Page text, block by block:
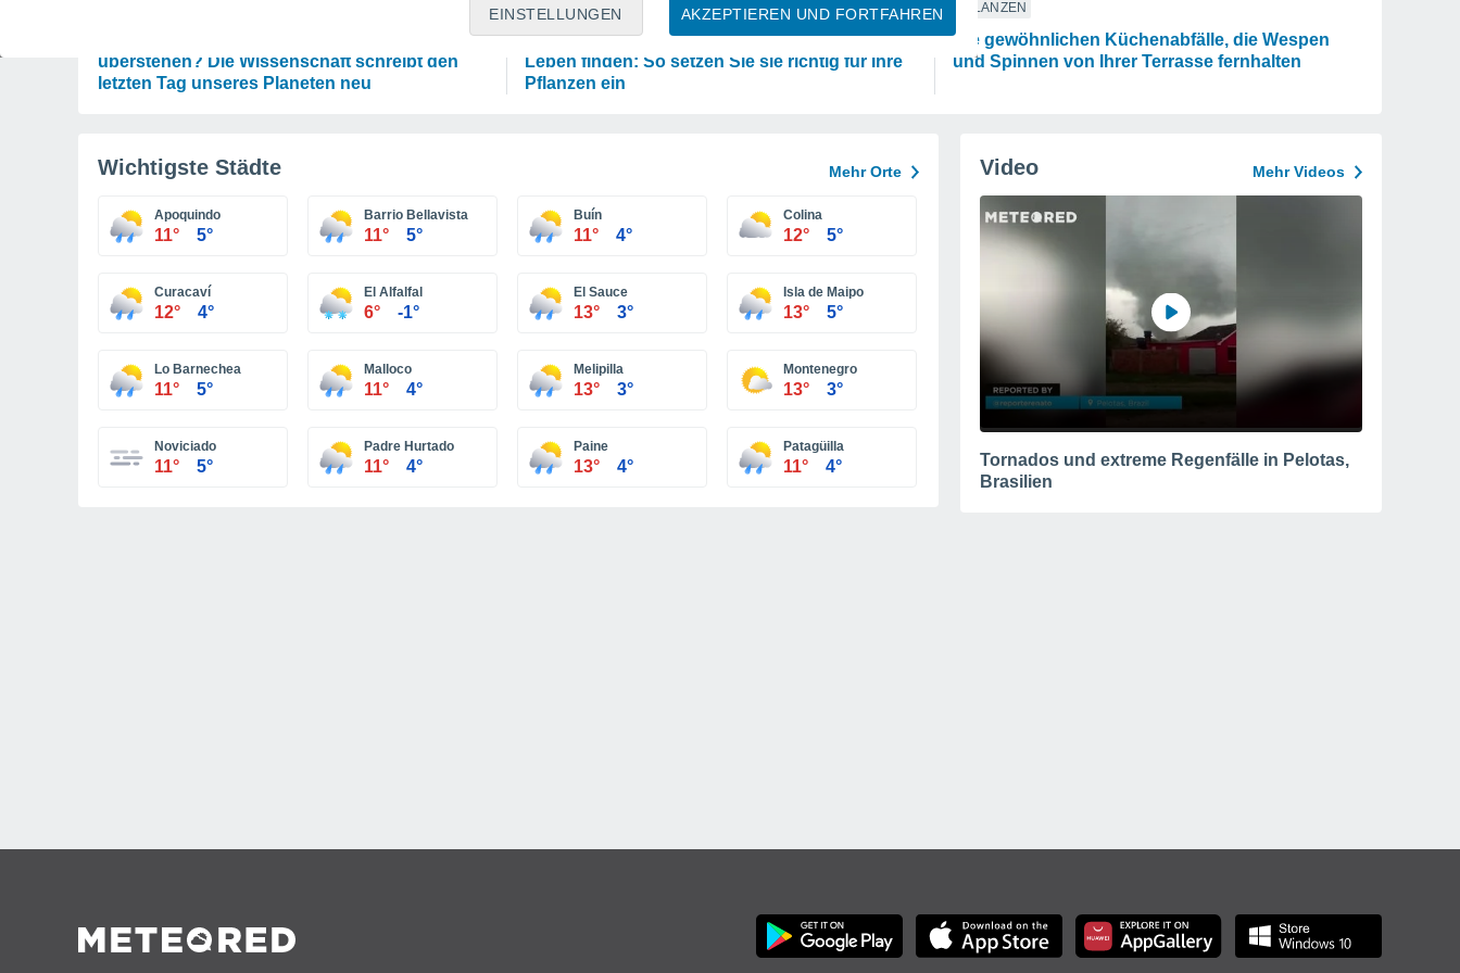
AKZEPTIEREN UND FORTFAHREN
EINSTELLUNGEN
überstehen? Die Wissenschaft schreibt den
letzten Tag unseres Planeten neu
PFLANZEN
Eierschalen können in Ihrem Garten ein zweites
Leben finden: So setzen Sie sie richtig für Ihre
Pflanzen ein
PFLANZEN
Die gewöhnlichen Küchenabfälle, die Wespen
und Spinnen von Ihrer Terrasse fernhalten
Wichtigste Städte Mehr Orte
Apoquindo
11° 5°
Barrio Bellavista
11° 5°
Buín
11° 4°
Colina
12° 5°
Curacaví
12° 4°
El Alfalfal
6° -1°
El Sauce
13° 3°
Isla de Maipo
13° 5°
Lo Barnechea
11° 5°
Malloco
11° 4°
Melipilla
13° 3°
Montenegro
13° 3°
Noviciado
11° 5°
Padre Hurtado
11° 4°
Paine
13° 4°
Patagüilla
11° 4°
Video Mehr Videos
Tornados und extreme Regenfälle in Pelotas,
Brasilien